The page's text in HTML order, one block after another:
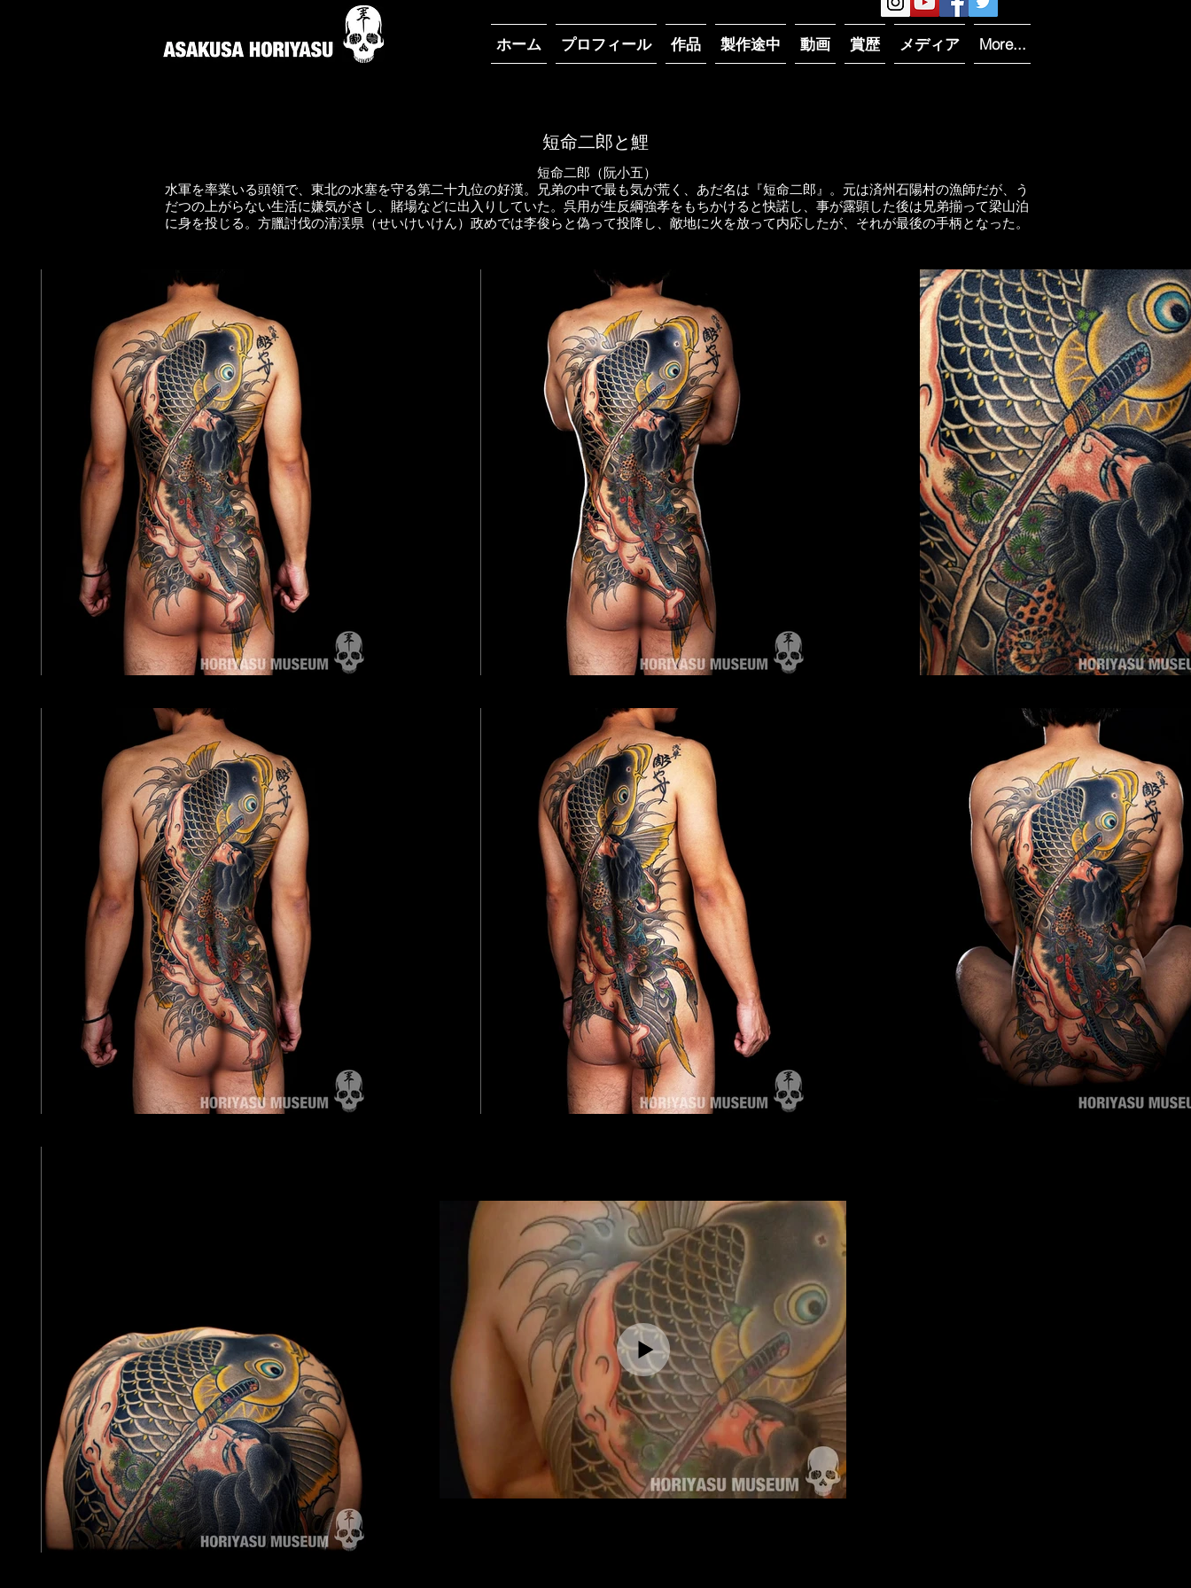
ホーム プロフィール 作品 製作途中 動画 賞歴 メディア More...
短命二郎と鯉
短命二郎（阮小五）
水軍を率業いる頭領で、東北の水塞を守る第二十九位の好漢。兄弟の中で最も気が荒く、あだ名は『短命二郎』。元は済州石陽村の漁師だが、う
だつの上がらない生活に嫌気がさし、賭場などに出入りしていた。呉用が生反綱強孝をもちかけると快諾し、事が露顕した後は兄弟揃って梁山泊
に身を投じる。方臘討伐の清渓県（せいけいけん）政めでは李俊らと偽って投降し、敵地に火を放って内応したが、それが最後の手柄となった。